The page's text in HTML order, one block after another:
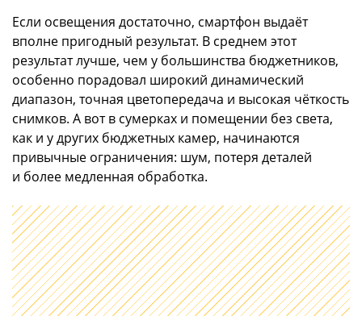
Если освещения достаточно, смартфон выдаёт
вполне пригодный результат. В среднем этот
результат лучше, чем у большинства бюджетников,
особенно порадовал широкий динамический
диапазон, точная цветопередача и высокая чёткость
снимков. А вот в сумерках и помещении без света,
как и у других бюджетных камер, начинаются
привычные ограничения: шум, потеря деталей
и более медленная обработка.